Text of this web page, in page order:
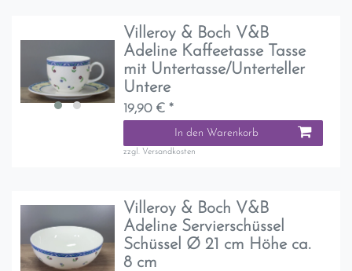
Villeroy & Boch V&B
Adeline Kaffeetasse Tasse
mit Untertasse/Unterteller
Untere
19,90 € *
In den Warenkorb
zzgl. Versandkosten
Villeroy & Boch V&B
Adeline Servierschüssel
Schüssel Ø 21 cm Höhe ca.
8 cm